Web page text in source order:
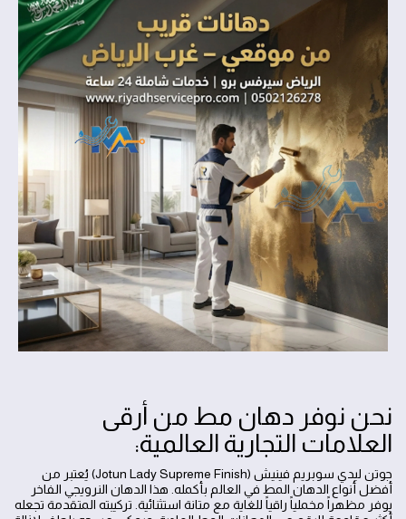
نحن نوفر دهان مط من أرقى
العلامات التجارية العالمية:
جوتن ليدي سوبريم فينيش (Jotun Lady Supreme Finish) يُعتبر من
أفضل أنواع الدهان المط في العالم بأكمله. هذا الدهان النرويجي الفاخر
يوفر مظهراً مخملياً راقياً للغاية مع متانة استثنائية. تركيبته المتقدمة تجعله